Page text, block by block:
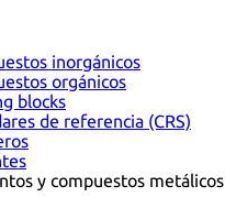
inorgánicos
orgánicos
blocks
de referencia (CRS)
y compuestos metálicos